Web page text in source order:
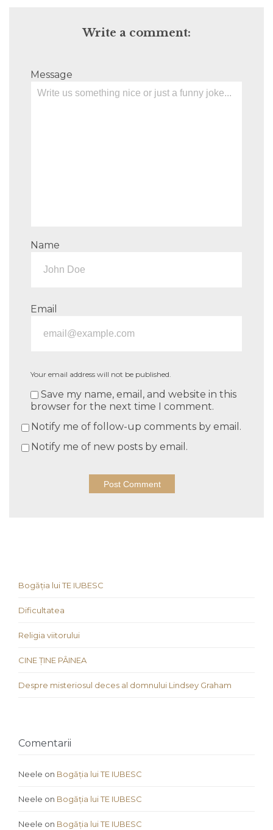
Write a comment:
Message
Name
Email
Your email address will not be published.
Save my name, email, and website in this
browser for the next time I comment.
Notify me of follow-up comments by email.
Notify me of new posts by email.
Bogăția lui TE IUBESC
Dificultatea
Religia viitorului
CINE ȚINE PÂINEA
Despre misteriosul deces al domnului Lindsey Graham
Comentarii
Neele on Bogăția lui TE IUBESC
Neele on Bogăția lui TE IUBESC
Neele on Bogăția lui TE IUBESC